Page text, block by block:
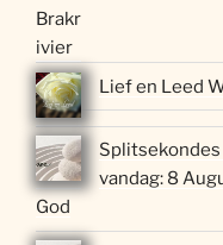
Lief en Leed
vandag: 8
God